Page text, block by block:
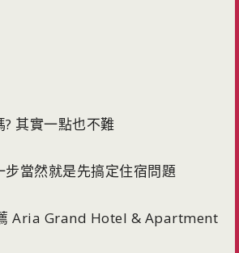
其實一點也不難
當然就是先搞定住宿問題
Aria Grand Hotel & Apartment